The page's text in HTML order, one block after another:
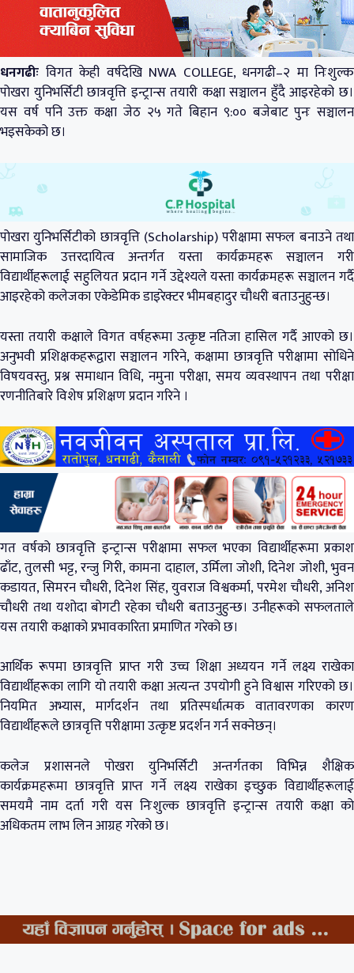
धनगढीः विगत केही वर्षदेखि NWA COLLEGE, धनगढी–२ मा निःशुल्क
पोखरा युनिभर्सिटी छात्रवृत्ति इन्ट्रान्स तयारी कक्षा सञ्चालन हुँदै आइरहेको छ।
यस वर्ष पनि उक्त कक्षा जेठ २५ गते बिहान ९:०० बजेबाट पुनः सञ्चालन
भइसकेको छ।
पोखरा युनिभर्सिटीको छात्रवृत्ति (Scholarship) परीक्षामा सफल बनाउने तथा
सामाजिक उत्तरदायित्व अन्तर्गत यस्ता कार्यक्रमहरू सञ्चालन गरी
विद्यार्थीहरूलाई सहुलियत प्रदान गर्ने उद्देश्यले यस्ता कार्यक्रमहरू सञ्चालन गर्दै
आइरहेको कलेजका एकेडेमिक डाइरेक्टर भीमबहादुर चौधरी बताउनुहुन्छ।
यस्ता तयारी कक्षाले विगत वर्षहरूमा उत्कृष्ट नतिजा हासिल गर्दै आएको छ।
अनुभवी प्रशिक्षकहरूद्वारा सञ्चालन गरिने, कक्षामा छात्रवृत्ति परीक्षामा सोधिने
विषयवस्तु, प्रश्न समाधान विधि, नमुना परीक्षा, समय व्यवस्थापन तथा परीक्षा
रणनीतिबारे विशेष प्रशिक्षण प्रदान गरिने ।
गत वर्षको छात्रवृत्ति इन्ट्रान्स परीक्षामा सफल भएका विद्यार्थीहरूमा प्रकाश
ढाँट, तुलसी भट्ट, रन्जु गिरी, कामना दाहाल, उर्मिला जोशी, दिनेश जोशी, भुवन
कडायत, सिमरन चौधरी, दिनेश सिंह, युवराज विश्वकर्मा, परमेश चौधरी, अनिश
चौधरी तथा यशोदा बोगटी रहेका चौधरी बताउनुहुन्छ। उनीहरूको सफलताले
यस तयारी कक्षाको प्रभावकारिता प्रमाणित गरेको छ।
आर्थिक रूपमा छात्रवृत्ति प्राप्त गरी उच्च शिक्षा अध्ययन गर्ने लक्ष्य राखेका
विद्यार्थीहरूका लागि यो तयारी कक्षा अत्यन्त उपयोगी हुने विश्वास गरिएको छ।
नियमित अभ्यास, मार्गदर्शन तथा प्रतिस्पर्धात्मक वातावरणका कारण
विद्यार्थीहरूले छात्रवृत्ति परीक्षामा उत्कृष्ट प्रदर्शन गर्न सक्नेछन्।
कलेज प्रशासनले पोखरा युनिभर्सिटी अन्तर्गतका विभिन्न शैक्षिक
कार्यक्रमहरूमा छात्रवृत्ति प्राप्त गर्ने लक्ष्य राखेका इच्छुक विद्यार्थीहरूलाई
समयमै नाम दर्ता गरी यस निःशुल्क छात्रवृत्ति इन्ट्रान्स तयारी कक्षा को
अधिकतम लाभ लिन आग्रह गरेको छ।